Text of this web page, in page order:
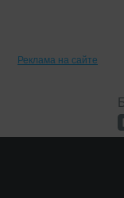
Реклама на сайте